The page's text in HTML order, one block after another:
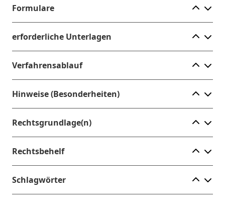
Formulare
erforderliche Unterlagen
Verfahrensablauf
Hinweise (Besonderheiten)
Rechtsgrundlage(n)
Rechtsbehelf
Schlagwörter